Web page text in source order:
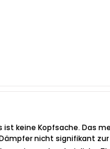
keine Kopfsache. Das
nicht signifikant